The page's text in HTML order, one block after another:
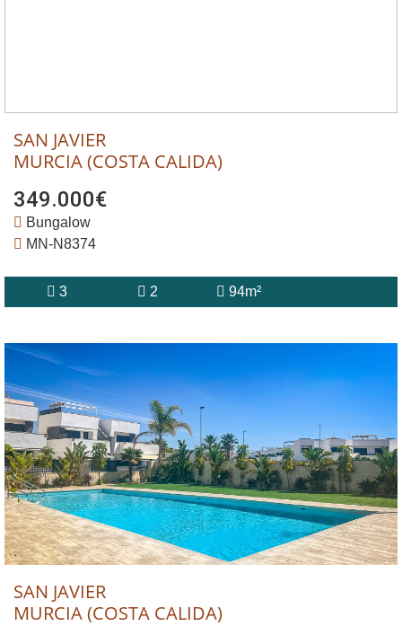
SAN JAVIER
MURCIA (COSTA CALIDA)
349.000€
Bungalow
MN-N8374
3 2 94m²
SAN JAVIER
MURCIA (COSTA CALIDA)